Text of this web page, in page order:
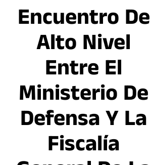
Encuentro De
Alto Nivel
Entre El
Ministerio De
Defensa Y La
Fiscalía